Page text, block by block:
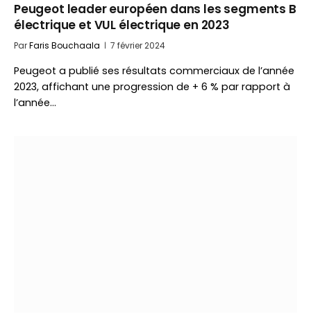
Peugeot leader européen dans les segments B
électrique et VUL électrique en 2023
ParFaris Bouchaala 7 février 2024
Peugeot a publié ses résultats commerciaux de l’année
2023, affichant une progression de + 6 % par rapport à
l’année…